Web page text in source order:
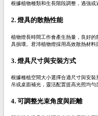
根據植物種類和生長階段調整，過強或
2. 燈具的散熱性能
植物燈長時間工作會產生熱量，良好
具損壞。君沛植物燈採用高效散熱材料
3. 燈具尺寸與安裝方式
根據種植空間大小選擇合適尺寸與安
吊或桌面補光，靈活配置提高光照均勻
4. 可調整光束角度與距離